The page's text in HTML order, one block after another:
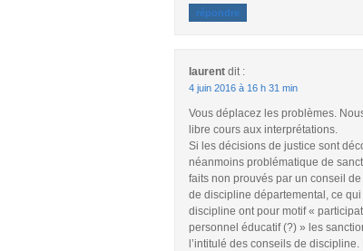
répondre
laurent dit :
4 juin 2016 à 16 h 31 min
Vous déplacez les problèmes.
libre cours aux interprétations.
Si les décisions de justice sont
néanmoins problématique de
faits non prouvés par un conseil
de discipline départemental, ce
discipline ont pour motif «
personnel éducatif (?) » les
l’intitulé des conseils de